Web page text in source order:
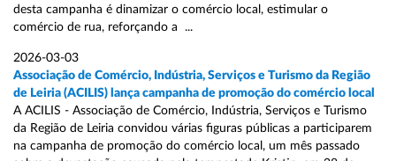
desta campanha é dinamizar o comércio local, estimular o
comércio de rua, reforçando a ...
2026-03-03
Associação de Comércio, Indústria, Serviços e Turismo da Região
de Leiria (ACILIS) lança campanha de promoção do comércio local
A ACILIS - Associação de Comércio, Indústria, Serviços e Turismo
da Região de Leiria convidou várias figuras públicas a participarem
na campanha de promoção do comércio local, um mês passado